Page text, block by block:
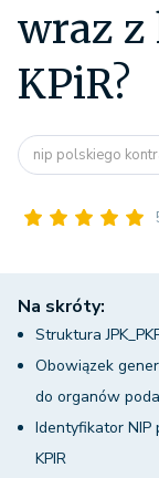
wraz z
KPiR?
nip polskiego
Na skróty:
Struktura
Obowiązek
do organów
Identyfikator NIP
KPIR